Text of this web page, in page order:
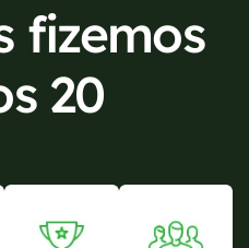
fizemos
20